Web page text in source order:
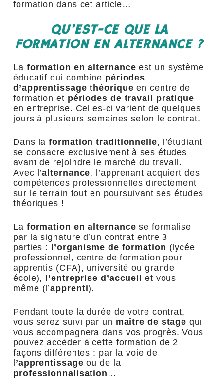
formation dans cet article…
QU’EST-CE QUE LA
FORMATION EN ALTERNANCE ?
La formation en alternance est un système
éducatif qui combine périodes
d’apprentissage théorique en centre de
formation et périodes de travail pratique
en entreprise. Celles-ci varient de quelques
jours à plusieurs semaines selon le contrat.
Dans laformation traditionnelle, l’étudiant
se consacre exclusivement à ses études
avant de rejoindre le marché du travail.
Avec l’alternance, l’apprenant acquiert des
compétences professionnelles directement
sur le terrain tout en poursuivant ses études
théoriques !
La formation en alternance se formalise
par la signature d’un contrat entre 3
parties :
l’organisme de formation (lycée
professionnel, centre de formation pour
apprentis (CFA), université ou grande
école),
l’entreprise d’accueil
et vous-
même (l’apprenti).
Pendant toute la durée de votre contrat,
vous serez suivi par un maître de stage qui
vous accompagnera dans vos progrès. Vous
pouvez accéder à cette formation de 2
façons différentes : par la voie de
’apprentissage ou de la
professionnalisation …